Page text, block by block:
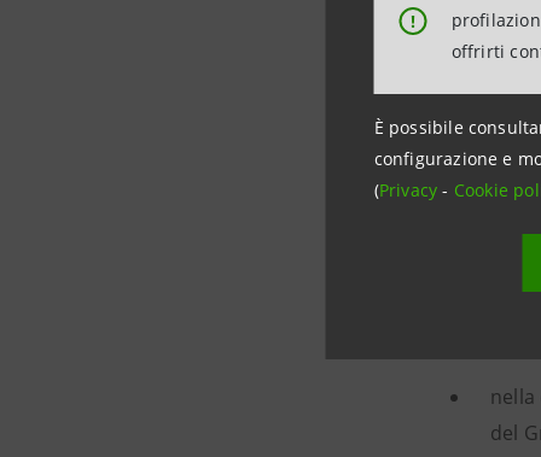
!
offrirti
È possibile
configurazione e
(Privacy- Cookie
Il
nelle
del